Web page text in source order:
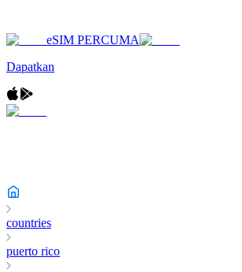
eSIM PERCUMA
Dapatkan
countries
puerto rico